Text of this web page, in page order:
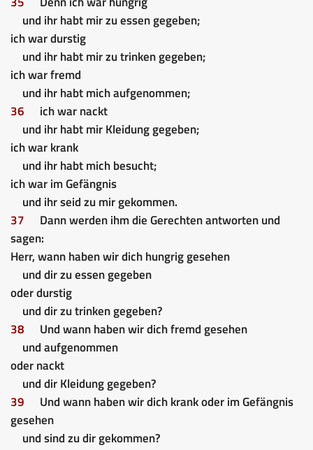
und ihr habt mir zu essen gegeben;
ich war durstig
und ihr habt mir zu trinken gegeben;
ich war fremd
und ihr habt mich aufgenommen;
36
ich war nackt
und ihr habt mir Kleidung gegeben;
ich war krank
und ihr habt mich besucht;
ich war im Gefängnis
und ihr seid zu mir gekommen.
37
Dann werden ihm die Gerechten antworten und
sagen:
Herr, wann haben wir dich hungrig gesehen
und dir zu essen gegeben
oder durstig
und dir zu trinken gegeben?
38
Und wann haben wir dich fremd gesehen
und aufgenommen
oder nackt
und dir Kleidung gegeben?
39
Und wann haben wir dich krank oder im Gefängnis
gesehen
und sind zu dir gekommen?